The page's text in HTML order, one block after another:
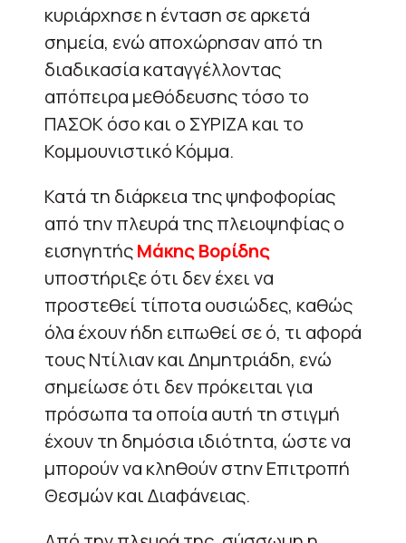
κυριάρχησε η ένταση σε αρκετά
σημεία, ενώ αποχώρησαν από τη
διαδικασία καταγγέλλοντας
απόπειρα μεθόδευσης τόσο το
ΠΑΣΟΚ όσο και ο ΣΥΡΙΖΑ και το
Κομμουνιστικό Κόμμα.
Κατά τη διάρκεια της ψηφοφορίας
από την πλευρά της πλειοψηφίας ο
εισηγητήςΜάκης Βορίδης
υποστήριξε ότι δεν έχει να
προστεθεί τίποτα ουσιώδες, καθώς
όλα έχουν ήδη ειπωθεί σε ό, τι αφορά
τους Ντίλιαν και Δημητριάδη, ενώ
σημείωσε ότι δεν πρόκειται για
πρόσωπα τα οποία αυτή τη στιγμή
έχουν τη δημόσια ιδιότητα, ώστε να
μπορούν να κληθούν στην Επιτροπή
Θεσμών και Διαφάνειας.